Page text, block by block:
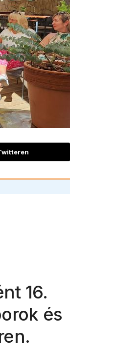
16.
és